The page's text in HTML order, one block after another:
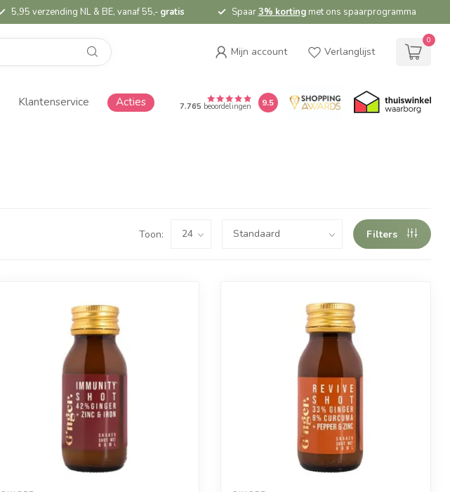
5,95 verzending NL & BE, vanaf 55,- gratis Spaar3% kortingmet ons spaarprogramma
Mijn account Verlanglijst
0
Klantenservice Acties 7.765 beoordelingen 9.5
Toon: Filters